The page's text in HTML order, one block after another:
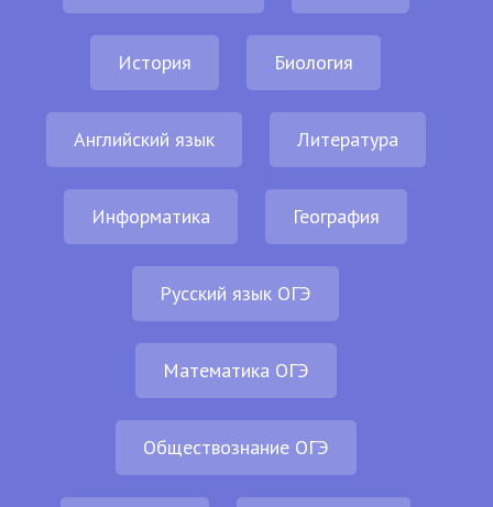
История Биология
Английский язык Литература
Информатика География
Русский язык ОГЭ
Математика ОГЭ
Обществознание ОГЭ